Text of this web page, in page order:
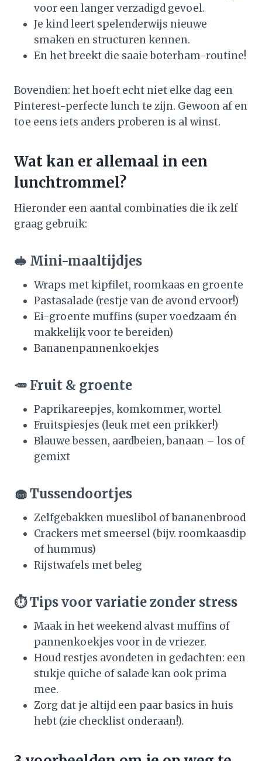
voor een langer verzadigd gevoel.
Je kind leert spelenderwijs nieuwe
smaken en structuren kennen.
En het breekt die saaie boterham-routine!
Bovendien: het hoeft echt niet elke dag een
Pinterest-perfecte lunch te zijn. Gewoon af en
toe eens iets anders proberen is al winst.
Wat kan er allemaal in een
lunchtrommel?
Hieronder een aantal combinaties die ik zelf
graag gebruik:
🥪 Mini-maaltijdjes
Wraps met kipfilet, roomkaas en groente
Pastasalade (restje van de avond ervoor!)
Ei-groente muffins (super voedzaam én
makkelijk voor te bereiden)
Bananenpannenkoekjes
🥕 Fruit & groente
Paprikareepjes, komkommer, wortel
Fruitspiesjes (leuk met een prikker!)
Blauwe bessen, aardbeien, banaan – los of
gemixt
🧁 Tussendoortjes
Zelfgebakken mueslibol of bananenbrood
Crackers met smeersel (bijv. roomkaasdip
of hummus)
Rijstwafels met beleg
⏱️ Tips voor variatie zonder stress
Maak in het weekend alvast muffins of
pannenkoekjes voor in de vriezer.
Houd restjes avondeten in gedachten: een
stukje quiche of salade kan ook prima
mee.
Zorg dat je altijd een paar basics in huis
hebt (zie checklist onderaan!).